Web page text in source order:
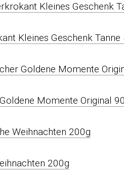
Kleines Geschenk
Goldene Momente
Weihnachten 200g